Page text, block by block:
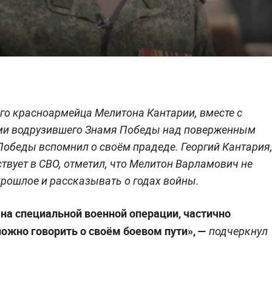
красноармейца Мелитона Кантарии, вместе с
водрузившего Знамя Победы над поверженным
вспомнил о своём прадеде. Георгий Кантария,
в СВО, отметил, что Мелитон Варламович не
и рассказывать о годах войны.
специальной военной операции, частично
говорить о своём боевом пути», — подчеркнул